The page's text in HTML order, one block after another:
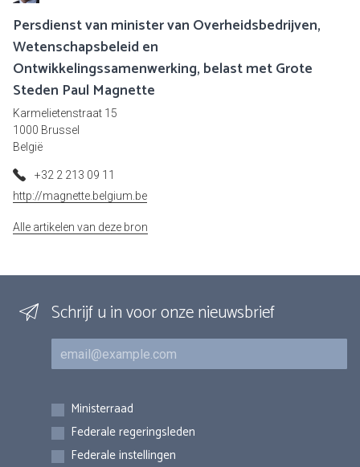
Persdienst van minister van Overheidsbedrijven,
Wetenschapsbeleid en
Ontwikkelingssamenwerking, belast met Grote
Steden Paul Magnette
Karmelietenstraat 15
1000 Brussel
België
+32 2 213 09 11
http://magnette.belgium.be
Alle artikelen van deze bron
Schrijf u in voor onze nieuwsbrief
E-mail
Inschrijvingen
Ministerraad
Federale regeringsleden
Federale instellingen